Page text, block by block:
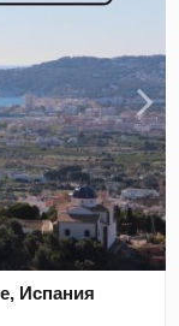
Испания